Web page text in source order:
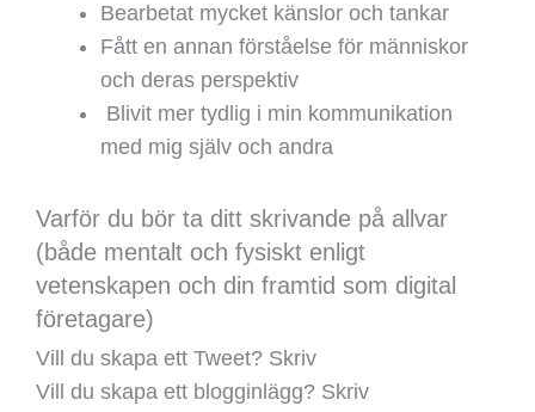
Bearbetat mycket känslor och tankar
Fått en annan förståelse för människor
och deras perspektiv
Blivit mer tydlig i min kommunikation
med mig själv och andra
Varför du bör ta ditt skrivande på allvar
(både mentalt och fysiskt enligt
vetenskapen och din framtid som digital
företagare)
Vill du skapa ett Tweet? Skriv
Vill du skapa ett blogginlägg? Skriv